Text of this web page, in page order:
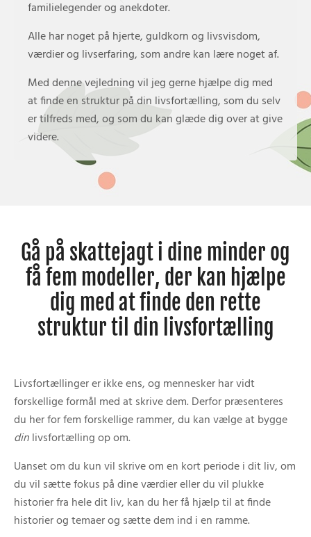
familielegender og anekdoter.
Alle har noget på hjerte, guldkorn og livsvisdom,
værdier og livserfaring, som andre kan lære noget af.
Med denne vejledning vil jeg gerne hjælpe dig med
at finde en struktur på din livsfortælling, som du selv
er tilfreds med, og som du kan glæde dig over at give
videre.
Gå på skattejagt i dine minder og
få fem modeller, der kan hjælpe
dig med at finde den rette
struktur til din livsfortælling
Livsfortællinger er ikke ens, og mennesker har vidt
forskellige formål med at skrive dem. Derfor præsenteres
du her for fem forskellige rammer, du kan vælge at bygge
dinlivsfortælling op om.
Uanset om du kun vil skrive om en kort periode i dit liv, om
du vil sætte fokus på dine værdier eller du vil plukke
historier fra hele dit liv, kan du her få hjælp til at finde
historier og temaer og sætte dem ind i en ramme.